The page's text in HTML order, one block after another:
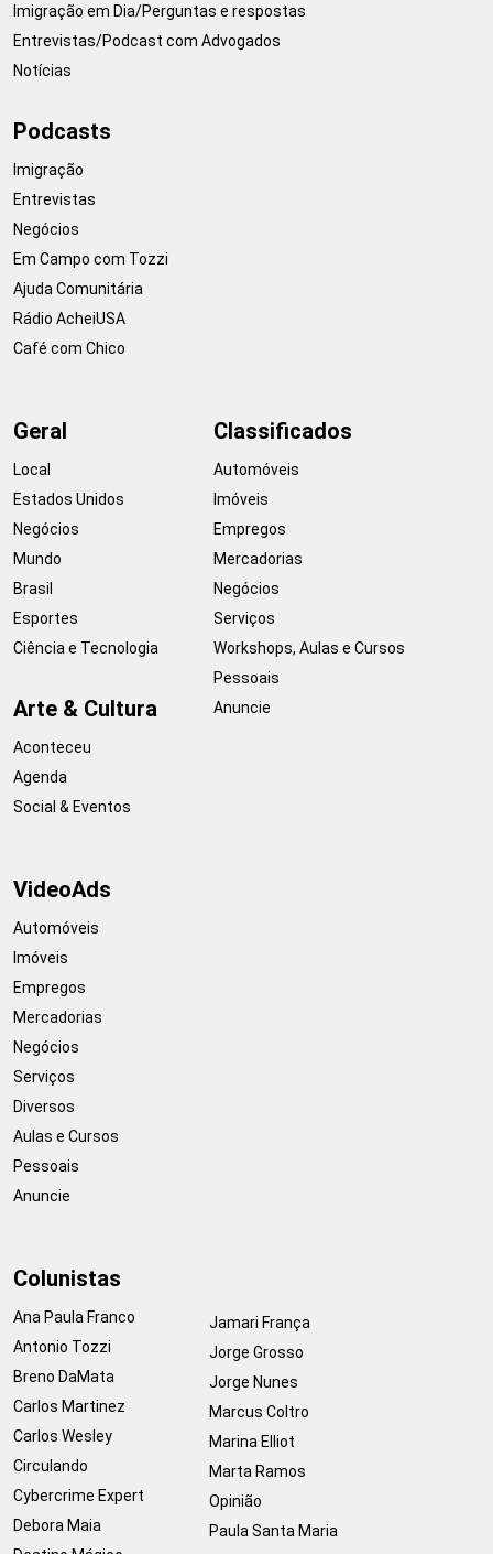
Imigração em Dia/Perguntas e respostas
Entrevistas/Podcast com Advogados
Notícias
Podcasts
Imigração
Entrevistas
Negócios
Em Campo com Tozzi
Ajuda Comunitária
Rádio AcheiUSA
Café com Chico
Geral
Local
Estados Unidos
Negócios
Mundo
Brasil
Esportes
Ciência e Tecnologia
Arte & Cultura
Aconteceu
Agenda
Social & Eventos
Classificados
Automóveis
Imóveis
Empregos
Mercadorias
Negócios
Serviços
Workshops, Aulas e Cursos
Pessoais
Anuncie
VideoAds
Automóveis
Imóveis
Empregos
Mercadorias
Negócios
Serviços
Diversos
Aulas e Cursos
Pessoais
Anuncie
Colunistas
Ana Paula Franco
Antonio Tozzi
Breno DaMata
Carlos Martinez
Carlos Wesley
Circulando
Cybercrime Expert
Debora Maia
Jamari França
Jorge Grosso
Jorge Nunes
Marcus Coltro
Marina Elliot
Marta Ramos
Opinião
Paula Santa Maria